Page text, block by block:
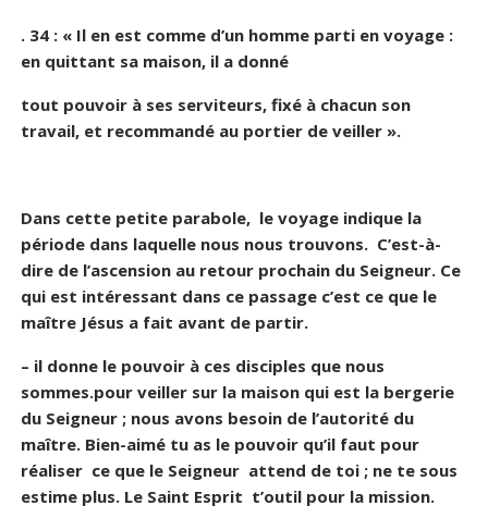
. 34 : « Il en est comme d’un homme parti en voyage :
en quittant sa maison, il a donné
tout pouvoir à ses serviteurs, fixé à chacun son
travail, et recommandé au portier de veiller ».
Dans cette petite parabole, le voyage indique la
période dans laquelle nous nous trouvons. C’est-à-
dire de l’ascension au retour prochain du Seigneur. Ce
qui est intéressant dans ce passage c’est ce que le
maître Jésus a fait avant de partir.
– il donne le pouvoir à ces disciples que nous
sommes.pour veiller sur la maison qui est la bergerie
du Seigneur ; nous avons besoin de l’autorité du
maître. Bien-aimé tu as le pouvoir qu’il faut pour
réaliser ce que le Seigneur attend de toi ; ne te sous
estime plus. Le Saint Esprit t’outil pour la mission.